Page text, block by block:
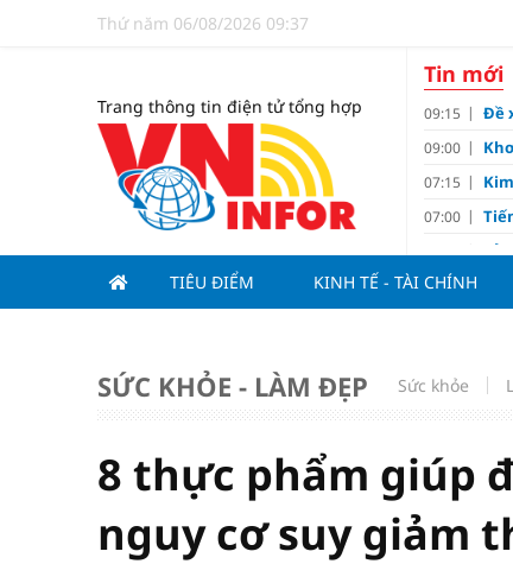
Thứ năm 06/08/2026 09:37
Trang thông tin điện tử tổng hợp
Tin mới
09:15 Đề
09:00
07:15
07:00
18:05
Tử
14:57
14:15 Đại
11:10
TIÊU ĐIỂM KINH TẾ - TÀI CHÍNH
SỨC KHỎE - LÀM ĐẸP Sức khỏe
8 thực phẩm giúp
nguy cơ suy giảm